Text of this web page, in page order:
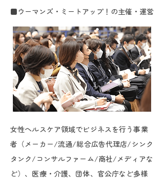
■ウーマンズ・ミートアップ！の主催・運営
女性ヘルスケア領域でビジネスを行う事業
者（メーカー/流通/総合広告代理店/シンク
タンク/コンサルファーム/商社/メディアな
ど）、医療・介護、団体、官公庁など多様